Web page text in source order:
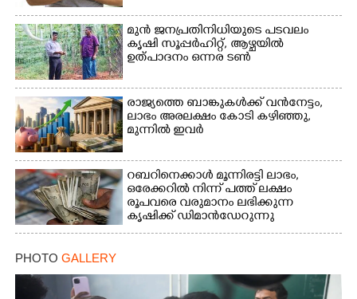
മുൻ ജനപ്രതിനിധിയുടെ പടവലം
കൃഷി സൂപ്പർഹിറ്റ്,​ ആഴ്ചയിൽ
ഉത്പാദനം ഒന്നര ടൺ
രാജ്യത്തെ ബാങ്കുകൾക്ക് വൻനേട്ടം,​
ലാഭം അരലക്ഷം കോടി കഴിഞ്ഞു,​
മുന്നിൽ ഇവർ
റബറിനെക്കാൾ മൂന്നിരട്ടി ലാഭം,​
ഒരേക്കറിൽ നിന്ന് പത്ത് ലക്ഷം
രൂപവരെ വരുമാനം ലഭിക്കുന്ന
കൃഷിക്ക് ഡിമാൻഡേറുന്നു
PHOTO GALLERY